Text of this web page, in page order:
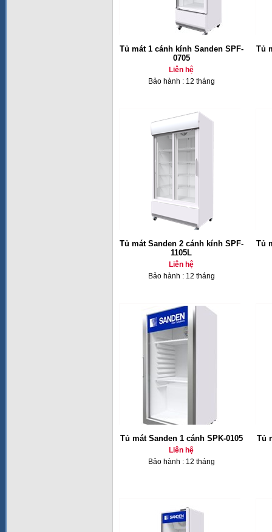
Tủ mát 1 cánh kính Sanden SPF-
0705
Liên hệ
Bảo hành : 12 tháng
Tủ
Tủ mát Sanden 2 cánh kính SPF-
1105L
Liên hệ
Bảo hành : 12 tháng
Tủ
Tủ mát Sanden 1 cánh SPK-0105
Liên hệ
Bảo hành : 12 tháng
Tủ